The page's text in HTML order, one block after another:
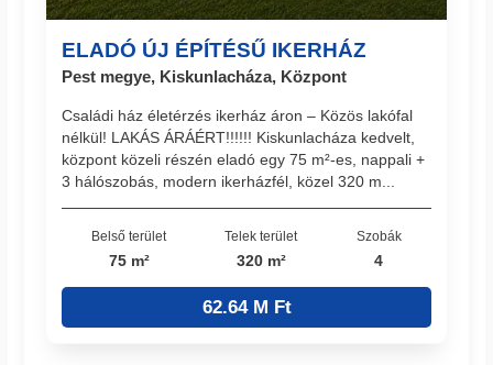
ELADÓ ÚJ ÉPÍTÉSŰ IKERHÁZ
Pest megye, Kiskunlacháza, Központ
Családi ház életérzés ikerház áron – Közös lakófal
nélkül! LAKÁS ÁRÁÉRT!!!!!! Kiskunlacháza kedvelt,
központ közeli részén eladó egy 75 m²-es, nappali +
3 hálószobás, modern ikerházfél, közel 320 m...
Belső terület
75 m²
Telek terület
320 m²
Szobák
4
62.64 M Ft